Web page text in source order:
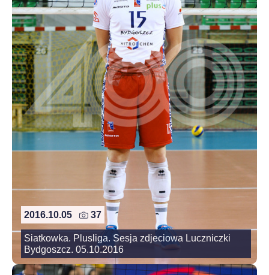
2016.10.05 37
Siatkowka. Plusliga. Sesja zdjeciowa Luczniczki
Bydgoszcz. 05.10.2016